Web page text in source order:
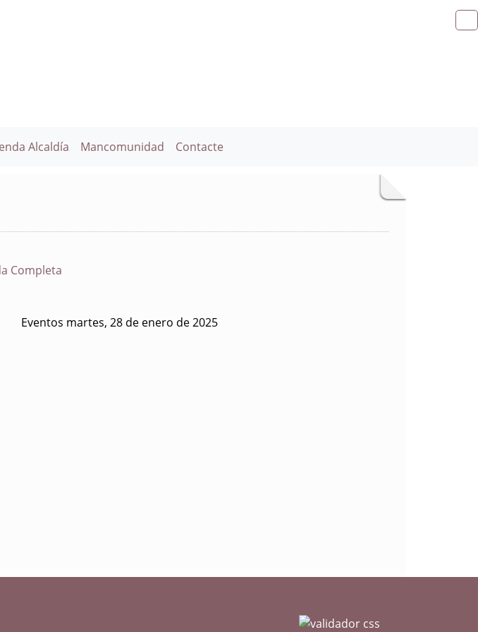
Alcaldía Mancomunidad Contacte
Completa
Eventos martes, 28 de enero de 2025